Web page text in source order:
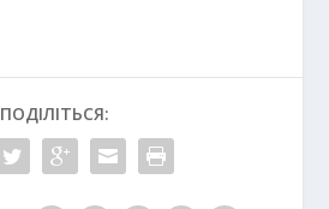
ПОДІЛІТЬСЯ: